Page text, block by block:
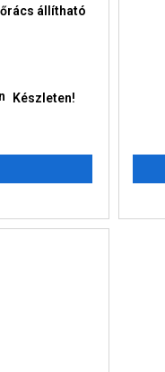
állítható
Készleten!